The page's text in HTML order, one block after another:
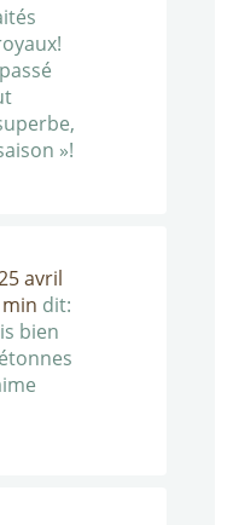
»!
avril
dit:
bien